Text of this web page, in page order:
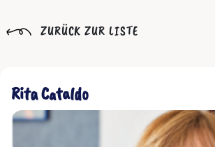
Unsere Geschichte
Unser Netzwerk
ZURÜCK ZUR LISTE
Rita Cataldo